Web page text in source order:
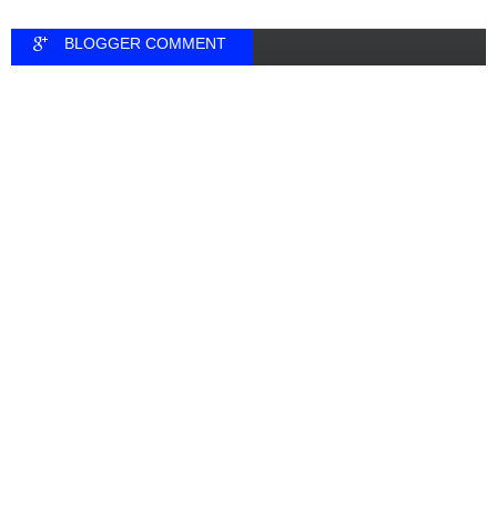
BLOGGER COMMENT